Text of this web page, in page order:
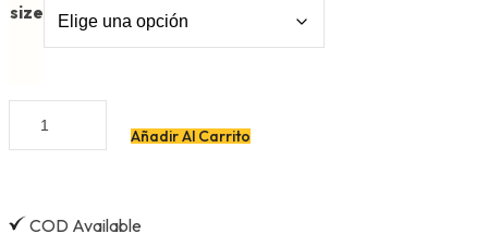
size
Añadir Al Carrito
COD Available